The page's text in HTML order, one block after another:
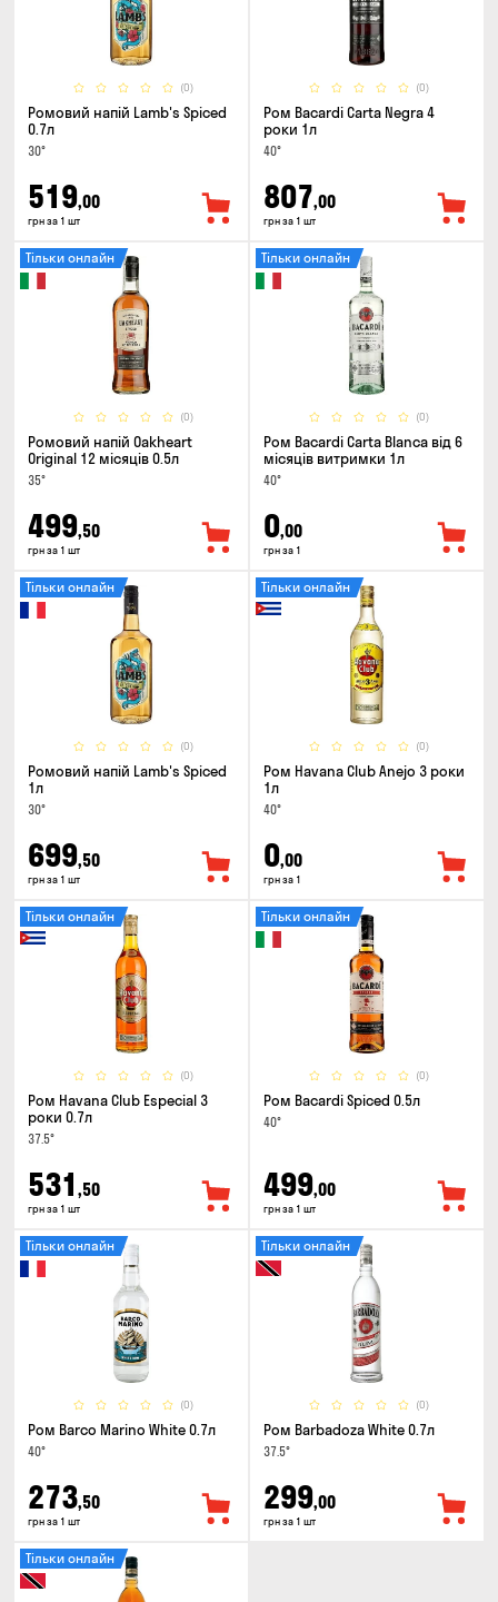
(0)
Ромовий напій Lamb's Spiced
0.7л
30°
519,00
грн за 1 шт
(0)
Ром Bacardi Carta Negra 4
роки 1л
40°
807,00
грн за 1 шт
(0)
Тільки онлайн
Ромовий напій Oakheart
Original 12 місяців 0.5л
35°
499,50
грн за 1 шт
(0)
Тільки онлайн
Ром Bacardi Carta Blanca від 6
місяців витримки 1л
40°
0,00
грн за 1
(0)
Тільки онлайн
Ромовий напій Lamb's Spiced
1л
30°
699,50
грн за 1 шт
(0)
Тільки онлайн
Ром Havana Club Anejo 3 роки
1л
40°
0,00
грн за 1
(0)
Тільки онлайн
Ром Havana Club Especial 3
роки 0.7л
37.5°
531 ,50
грн за 1 шт
(0)
Тільки онлайн
Ром Bacardi Spiced 0.5л
40°
499,00
грн за 1 шт
(0)
Тільки онлайн
Ром Barco Marino White 0.7л
40°
273,50
грн за 1 шт
(0)
Тільки онлайн
Ром Barbadoza White 0.7л
37.5°
299,00
грн за 1 шт
Тільки онлайн